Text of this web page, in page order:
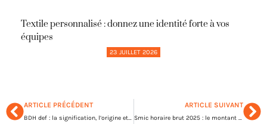
Textile personnalisé : donnez une identité forte à vos
équipes
23 JUILLET 2026
ARTICLE PRÉCÉDENT
BDH def : la signification, l’origine et l’usage dans le langage ado
ARTICLE SUIVANT
Smic horaire brut 2025 : le montant officiel et ses principales évolutions